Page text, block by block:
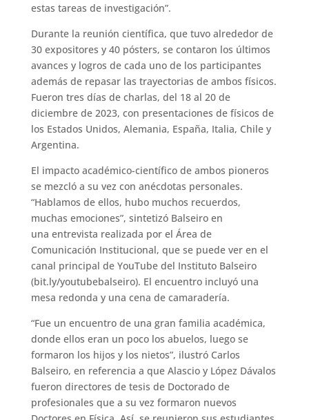
estas tareas de investigación”.
Durante la reunión científica, que tuvo alrededor de
30 expositores y 40 pósters, se contaron los últimos
avances y logros de cada uno de los participantes
además de repasar las trayectorias de ambos físicos.
Fueron tres días de charlas, del 18 al 20 de
diciembre de 2023, con presentaciones de físicos de
los Estados Unidos, Alemania, España, Italia, Chile y
Argentina.
El impacto académico-científico de ambos pioneros
se mezcló a su vez con anécdotas personales.
“Hablamos de ellos, hubo muchos recuerdos,
muchas emociones”, sintetizó Balseiro en
una entrevista realizada por el Área de
Comunicación Institucional, que se puede ver en el
canal principal de YouTube del Instituto Balseiro
(bit.ly/youtubebalseiro). El encuentro incluyó una
mesa redonda y una cena de camaradería.
“Fue un encuentro de una gran familia académica,
donde ellos eran un poco los abuelos, luego se
formaron los hijos y los nietos”, ilustró Carlos
Balseiro, en referencia a que Alascio y López Dávalos
fueron directores de tesis de Doctorado de
profesionales que a su vez formaron nuevos